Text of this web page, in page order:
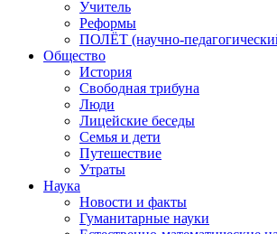
Учитель
Реформы
ПОЛЁТ (научно-
Общество
История
Свободная трибуна
Люди
Лицейские беседы
Семья и дети
Путешествие
Утраты
Наука
Новости и факты
Гуманитарные науки